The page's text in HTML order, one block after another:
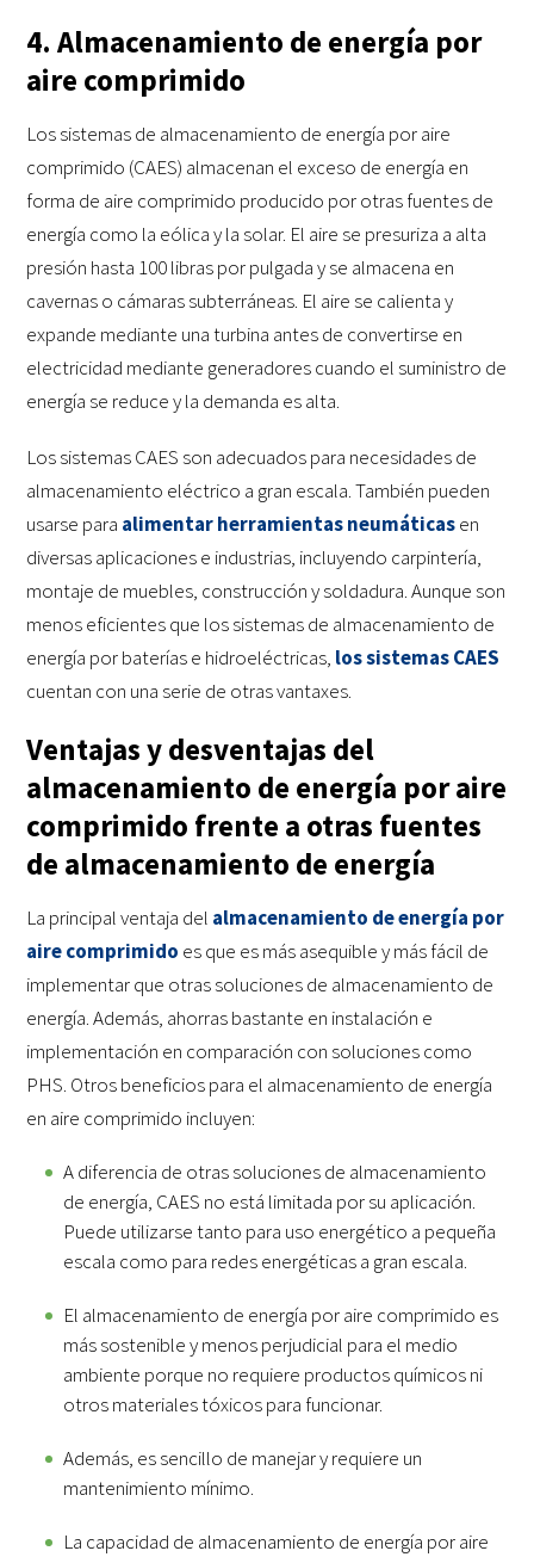
4. Almacenamiento de energía por
aire comprimido
Los sistemas de almacenamiento de energía por aire
comprimido (CAES) almacenan el exceso de energía en
forma de aire comprimido producido por otras fuentes de
energía como la eólica y la solar. El aire se presuriza a alta
presión hasta 100 libras por pulgada y se almacena en
cavernas o cámaras subterráneas. El aire se calienta y
expande mediante una turbina antes de convertirse en
electricidad mediante generadores cuando el suministro de
energía se reduce y la demanda es alta.
Los sistemas CAES son adecuados para necesidades de
almacenamiento eléctrico a gran escala. También pueden
usarse para alimentar herramientas neumáticasen
diversas aplicaciones e industrias, incluyendo carpintería,
montaje de muebles, construcción y soldadura. Aunque son
menos eficientes que los sistemas de almacenamiento de
energía por baterías e hidroeléctricas, los sistemas CAES
cuentan con una serie de otras vantaxes.
Ventajas y desventajas del
almacenamiento de energía por aire
comprimido frente a otras fuentes
de almacenamiento de energía
La principal ventaja del almacenamiento de energía por
aire comprimido es que es más asequible y más fácil de
implementar que otras soluciones de almacenamiento de
energía. Además, ahorras bastante en instalación e
implementación en comparación con soluciones como
PHS. Otros beneficios para el almacenamiento de energía
en aire comprimido incluyen:
A diferencia de otras soluciones de almacenamiento
de energía, CAES no está limitada por su aplicación.
Puede utilizarse tanto para uso energético a pequeña
escala como para redes energéticas a gran escala.
El almacenamiento de energía por aire comprimido es
más sostenible y menos perjudicial para el medio
ambiente porque no requiere productos químicos ni
otros materiales tóxicos para funcionar.
Además, es sencillo de manejar y requiere un
mantenimiento mínimo.
La capacidad de almacenamiento de energía por aire